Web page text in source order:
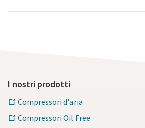
I nostri prodotti
Compressori d'aria
Compressori Oil Free